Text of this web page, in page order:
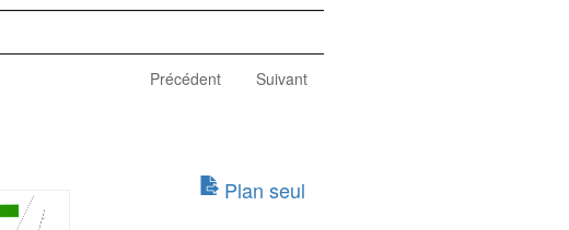
Précédent Suivant
Plan seul